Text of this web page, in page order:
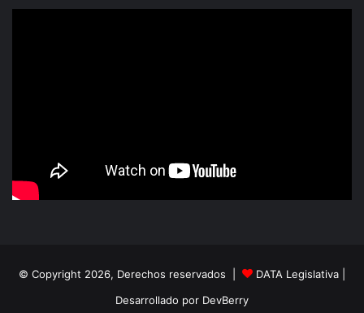
© Copyright 2026, Derechos reservados | DATA Legislativa
Desarrollado por DevBerry